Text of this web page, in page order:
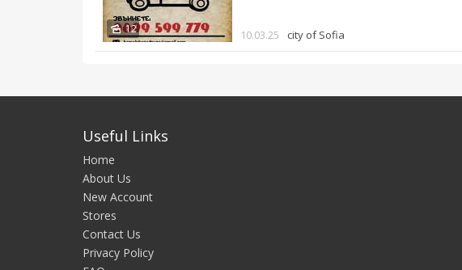
12 10.03.25 city of Sofia
Useful Links
Home
About Us
New Account
Stores
Contact Us
Privacy Policy